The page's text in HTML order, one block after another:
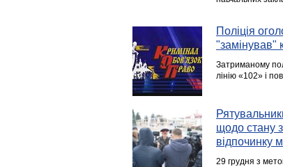
Поліція
"замінував"
Затриманому
лінію «102» і
щодо стану
відпочинку
29 грудня з